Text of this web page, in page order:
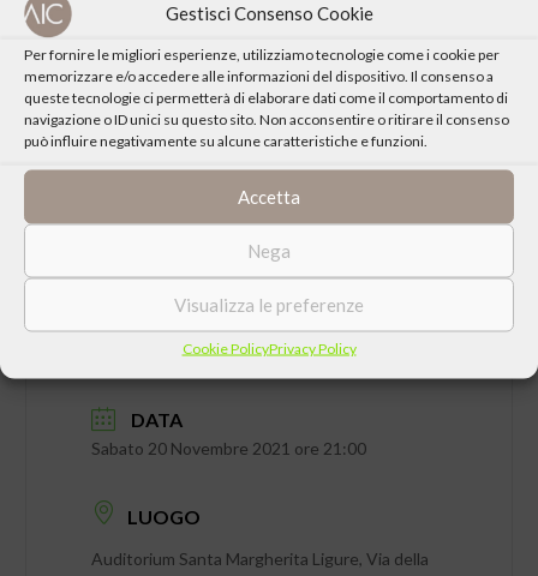
Gestisci Consenso Cookie
Per fornire le migliori esperienze, utilizziamo tecnologie come i cookie per
memorizzare e/o accedere alle informazioni del dispositivo. Il consenso a
queste tecnologie ci permetterà di elaborare dati come il comportamento di
navigazione o ID unici su questo sito. Non acconsentire o ritirare il consenso
può influire negativamente su alcune caratteristiche e funzioni.
Accetta
Nega
Visualizza le preferenze
Cookie PolicyPrivacy Policy
CONDIVIDI QUESTO EVENTO
DATA
Sabato 20 Novembre 2021 ore 21:00
LUOGO
Auditorium Santa Margherita Ligure, Via della